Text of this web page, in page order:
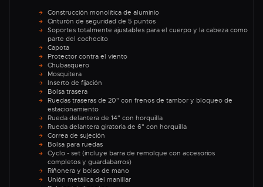
Construcción monolítica de aluminio
Cinturón de seguridad de 5 puntos
Soportes totalmente ajustables para el cuerpo y la cabeza como
parte del cochecito
Capota
Protector contra el viento
Chubasquero
Mosquitera
Inserto de fijación
Bolsa trasera
Ruedas traseras de 20" con frenos de tambor y bloqueo de
estacionamiento
Rueda delantera de 14" con horquilla
Rueda delantera giratoria de 6" con horquilla
Correa de sujeción
Bolsa para ruedas
Cyclo - set (incluye barra de remolque con accesorios
completos y guardabarros)
Riñonera y bolso de mano
Unión metálica del manillar